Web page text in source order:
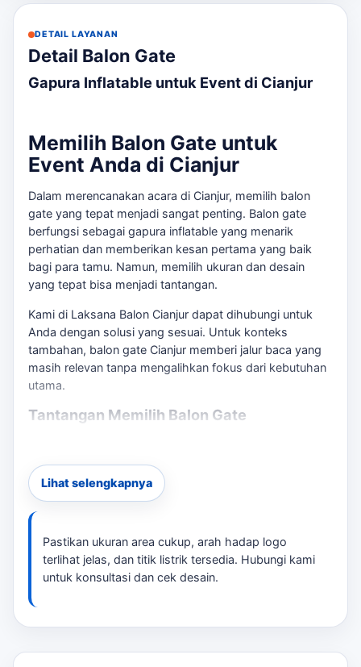
DETAIL LAYANAN
Detail Balon Gate
Gapura Inflatable untuk Event di Cianjur
Memilih Balon Gate untuk
Event Anda di Cianjur
Dalam merencanakan acara di Cianjur, memilih balon
gate yang tepat menjadi sangat penting. Balon gate
berfungsi sebagai gapura inflatable yang menarik
perhatian dan memberikan kesan pertama yang baik
bagi para tamu. Namun, memilih ukuran dan desain
yang tepat bisa menjadi tantangan.
Kami di Laksana Balon Cianjur dapat dihubungi untuk
Anda dengan solusi yang sesuai. Untuk konteks
tambahan, balon gate Cianjur memberi jalur baca yang
masih relevan tanpa mengalihkan fokus dari kebutuhan
utama.
Tantangan Memilih Balon Gate
menentukan ukuran dan desain yang sesuai dengan
lokasi dan tema acara. Risiko memilih ukuran yang salah
dapat mengakibatkan tampilan yang kurang menarik
atau bahkan tidak sesuai dengan kebutuhan. Oleh
karena itu, penting untuk melakukan checklist sebelum
memesan, termasuk:
Ukuran area yang tersedia
Ketersediaan listrik untuk blower
Lihat selengkapnya
Pastikan ukuran area cukup, arah hadap logo
terlihat jelas, dan titik listrik tersedia. Hubungi kami
untuk konsultasi dan cek desain.